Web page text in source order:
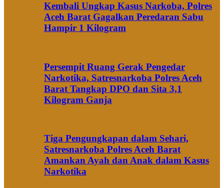
Kembali Ungkap Kasus Narkoba, Polres
Aceh Barat Gagalkan Peredaran Sabu
Hampir 1 Kilogram
Persempit Ruang Gerak Pengedar
Narkotika, Satresnarkoba Polres Aceh
Barat Tangkap DPO dan Sita 3,1
Kilogram Ganja
Tiga Pengungkapan dalam Sehari,
Satresnarkoba Polres Aceh Barat
Amankan Ayah dan Anak dalam Kasus
Narkotika